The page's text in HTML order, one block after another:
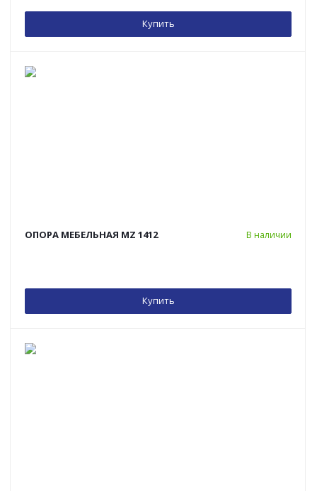
Купить
ОПОРА МЕБЕЛЬНАЯ MZ 1412 В наличии
Купить